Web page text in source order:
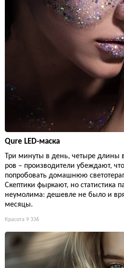
Qure LED-маска
Три минуты в день, четыре длины
ров – производители убеждают,
попробовать домашнюю
Скептики фыркают, но статистика
неумолима: дешевле не было и
месяцы.
Красота 9 336